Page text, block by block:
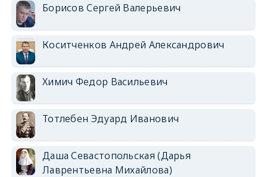
Борисов Сергей Валерьевич
Коситченков Андрей Александрович
Химич Федор Васильевич
Тотлебен Эдуард Иванович
Даша Севастопольская (Дарья
Лаврентьевна Михайлова)